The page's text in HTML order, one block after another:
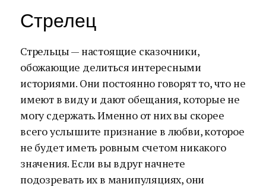
Стрелец
Стрельцы — настоящие сказочники,
обожающие делиться интересными
историями. Они постоянно говорят то, что не
имеют в виду и дают обещания, которые не
могу сдержать. Именно от них вы скорее
всего услышите признание в любви, которое
не будет иметь ровным счетом никакого
значения. Если вы вдруг начнете
подозревать их в манипуляциях, они